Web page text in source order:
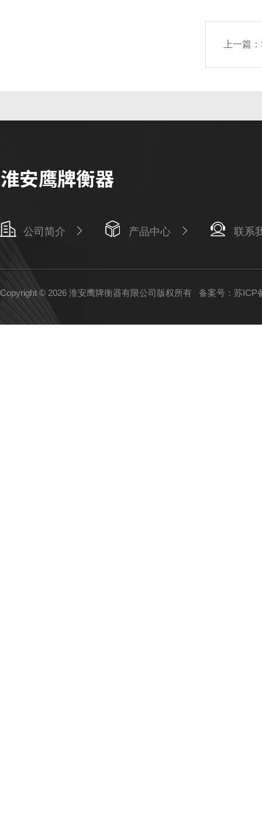
上一篇：
公司简介 产品中心 联系
Copyright © 2026 淮安鹰牌衡器有限公司版权所有 备案号：苏ICP